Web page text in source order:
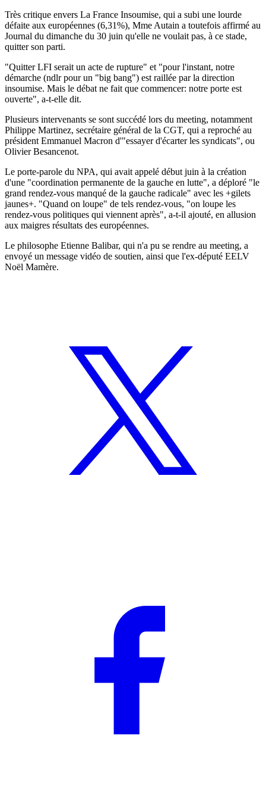
Très critique envers La France Insoumise, qui a subi une lourde
défaite aux européennes (6,31%), Mme Autain a toutefois affirmé au
Journal du dimanche du 30 juin qu'elle ne voulait pas, à ce stade,
quitter son parti.
"Quitter LFI serait un acte de rupture" et "pour l'instant, notre
démarche (ndlr pour un "big bang") est raillée par la direction
insoumise. Mais le débat ne fait que commencer: notre porte est
ouverte", a-t-elle dit.
Plusieurs intervenants se sont succédé lors du meeting, notamment
Philippe Martinez, secrétaire général de la CGT, qui a reproché au
président Emmanuel Macron d'"essayer d'écarter les syndicats", ou
Olivier Besancenot.
Le porte-parole du NPA, qui avait appelé début juin à la création
d'une "coordination permanente de la gauche en lutte", a déploré "le
grand rendez-vous manqué de la gauche radicale" avec les +gilets
jaunes+. "Quand on loupe" de tels rendez-vous, "on loupe les
rendez-vous politiques qui viennent après", a-t-il ajouté, en allusion
aux maigres résultats des européennes.
Le philosophe Etienne Balibar, qui n'a pu se rendre au meeting, a
envoyé un message vidéo de soutien, ainsi que l'ex-député EELV
Noël Mamère.